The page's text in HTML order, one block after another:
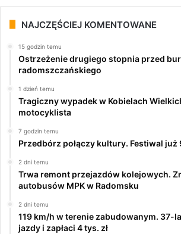
NAJCZĘŚCIEJ KOMENTOWANE
15 godzin temu
Ostrzeżenie drugiego stopnia przed
radomszczańskiego
1 dzień temu
Tragiczny wypadek w Kobielach
motocyklista
7 godzin temu
Przedbórz połączy kultury. Festiwal już
2 dni temu
Trwa remont przejazdów kolejowych.
autobusów MPK w Radomsku
2 dni temu
119 km/h w terenie zabudowanym. 37-
jazdy i zapłaci 4 tys. zł